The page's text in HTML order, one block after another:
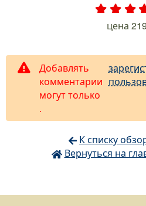
. .
цена 219
Добавлять
комментарии
могут только
.
К списку
Вернуться на